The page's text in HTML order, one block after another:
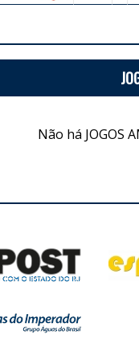
Não há JOGOS